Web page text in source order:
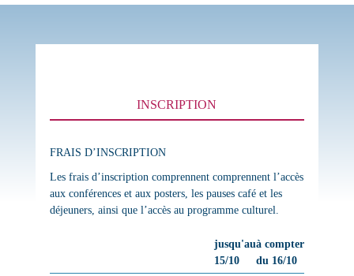
INSCRIPTION
FRAIS D’INSCRIPTION
Les frais d’inscription comprennent comprennent l’accès
aux conférences et aux posters, les pauses café et les
déjeuners, ainsi que l’accès au programme culturel.
jusqu'au
15/10
à compter
du 16/10